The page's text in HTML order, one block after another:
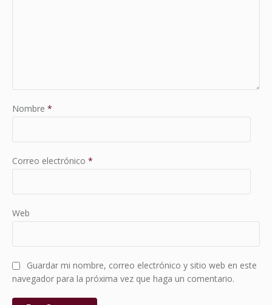
Nombre *
Correo electrónico *
Web
Guardar mi nombre, correo electrónico y sitio web en este
navegador para la próxima vez que haga un comentario.